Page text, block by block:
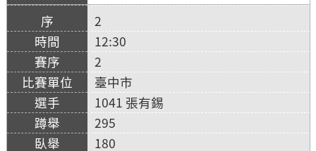
2
12:30
2
臺中市
1041 張有錫
295
180